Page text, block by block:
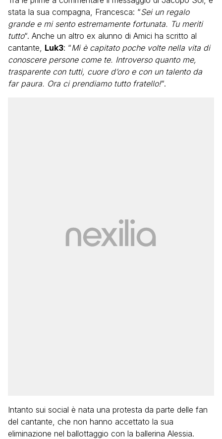
stata la sua compagna, Francesca: “Sei un regalo
grande e mi sento estremamente fortunata. Tu meriti
tutto“. Anche un altro ex alunno di Amici ha scritto al
cantante, Luk3: “Mi è capitato poche volte nella vita di
conoscere persone come te. Introverso quanto me,
trasparente con tutti, cuore d’oro e con un talento da
far paura. Ora ci prendiamo tutto fratello!“.
Intanto sui social è nata una protesta da parte delle fan
del cantante, che non hanno accettato la sua
eliminazione nel ballottaggio con la ballerina Alessia.